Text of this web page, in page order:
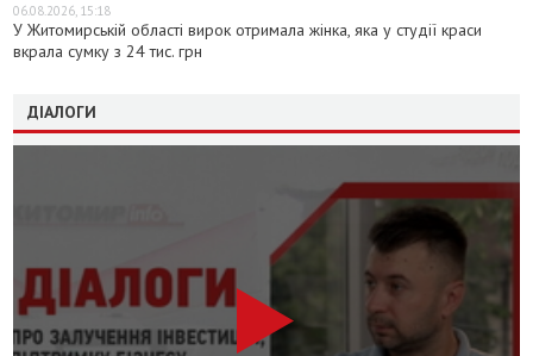
06.08.2026, 15:18
У Житомирській області вирок отримала жінка, яка у студії краси
вкрала сумку з 24 тис. грн
ДІАЛОГИ